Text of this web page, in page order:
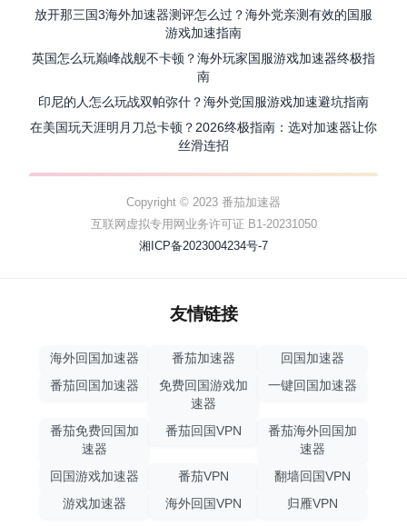
放开那三国3海外加速器测评怎么过？海外党亲测有效的国服
游戏加速指南
英国怎么玩巅峰战舰不卡顿？海外玩家国服游戏加速器终极指
南
印尼的人怎么玩战双帕弥什？海外党国服游戏加速避坑指南
在美国玩天涯明月刀总卡顿？2026终极指南：选对加速器让你
丝滑连招
Copyright © 2023 番茄加速器
互联网虚拟专用网业务许可证 B1-20231050
湘ICP备2023004234号-7
友情链接
海外回国加速器 番茄加速器
回国加速器
番茄回国加速器
免费回国游戏加
速器
一键回国加速器
番茄免费回国加
速器
番茄回国VPN
番茄海外回国加
速器
回国游戏加速器
番茄VPN
翻墙回国VPN
游戏加速器
海外回国VPN 归雁VPN